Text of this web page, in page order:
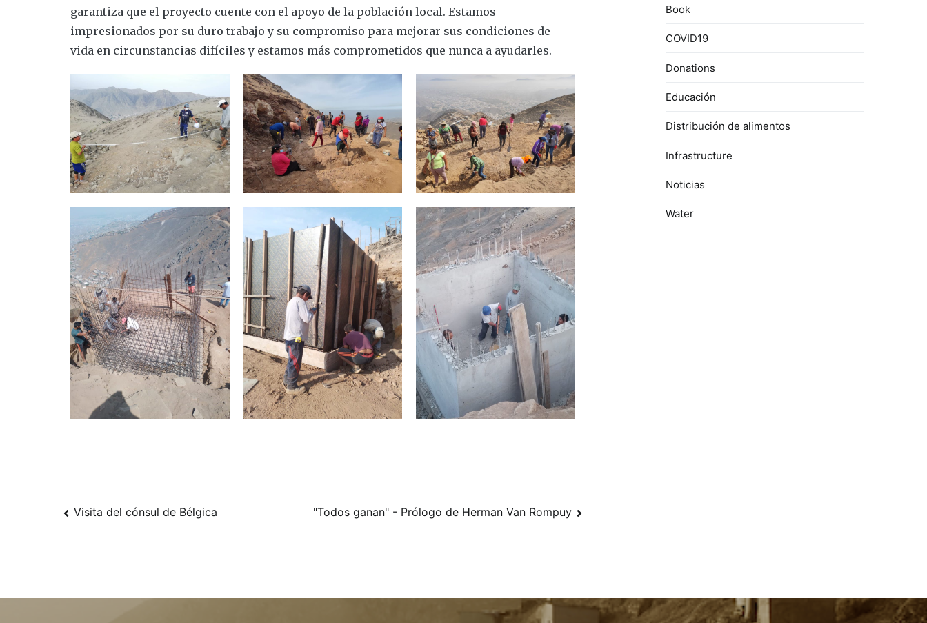
garantiza que el proyecto cuente con el apoyo de la población local. Estamos
impresionados por su duro trabajo y su compromiso para mejorar sus condiciones de
vida en circunstancias difíciles y estamos más comprometidos que nunca a ayudarles.
Visita del cónsul de Bélgica "Todos ganan" - Prólogo de Herman Van Rompuy
Book
COVID19
Donations
Educación
Distribución de alimentos
Infrastructure
Noticias
Water